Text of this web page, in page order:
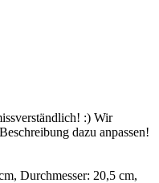
:) Wir
dazu anpassen!
Durchmesser: 20,5 cm,